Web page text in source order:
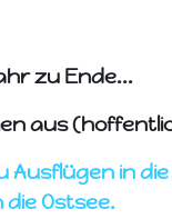
zu Ende...
aus
in
Ostsee.